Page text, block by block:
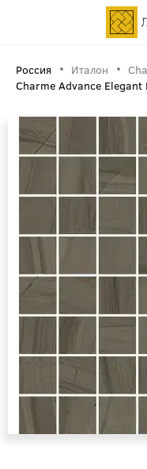
Россия Италон
Charme Advance